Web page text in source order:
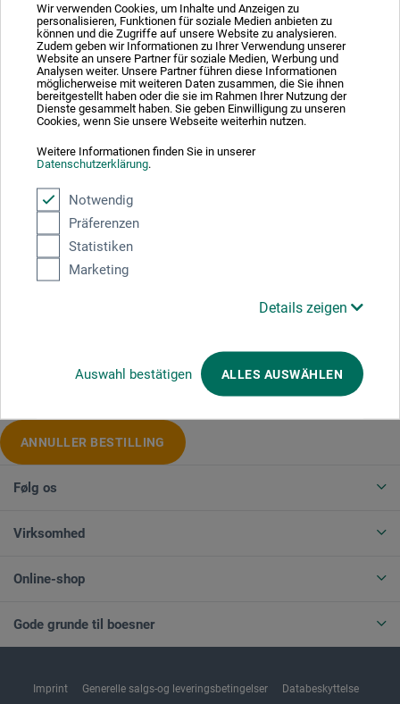
Wir verwenden Cookies, um Inhalte und Anzeigen zu
personalisieren, Funktionen für soziale Medien anbieten zu
können und die Zugriffe auf unsere Website zu analysieren.
Zudem geben wir Informationen zu Ihrer Verwendung unserer
Website an unsere Partner für soziale Medien, Werbung und
Analysen weiter. Unsere Partner führen diese Informationen
möglicherweise mit weiteren Daten zusammen, die Sie ihnen
bereitgestellt haben oder die sie im Rahmen Ihrer Nutzung der
Dienste gesammelt haben. Sie geben Einwilligung zu unseren
Cookies, wenn Sie unsere Webseite weiterhin nutzen.
Weitere Informationen finden Sie in unserer
Datenschutzerklärung.
Notwendig
Präferenzen
Statistiken
Marketing
Details zeigen
Auswahl bestätigen ALLES AUSWÄHLEN
1
Betalingsmetoder
Produktkategorier
ANNULLER BESTILLING
Følg os
Virksomhed
Online-shop
Gode grunde til boesner
Imprint Generelle salgs-og leveringsbetingelser Databeskyttelse